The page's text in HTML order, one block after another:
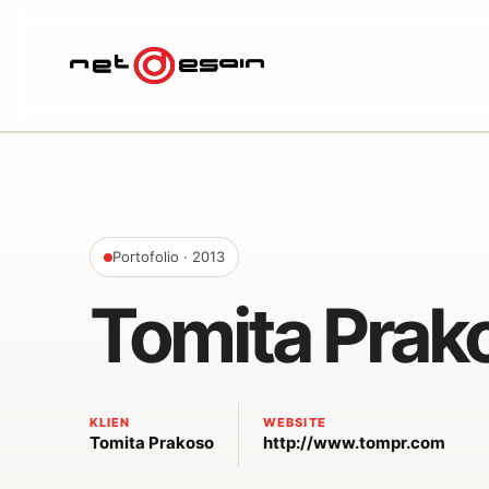
Portofolio · 2013
Tomita
KLIEN
Tomita Prakoso
WEBSITE
http://www.tompr.com